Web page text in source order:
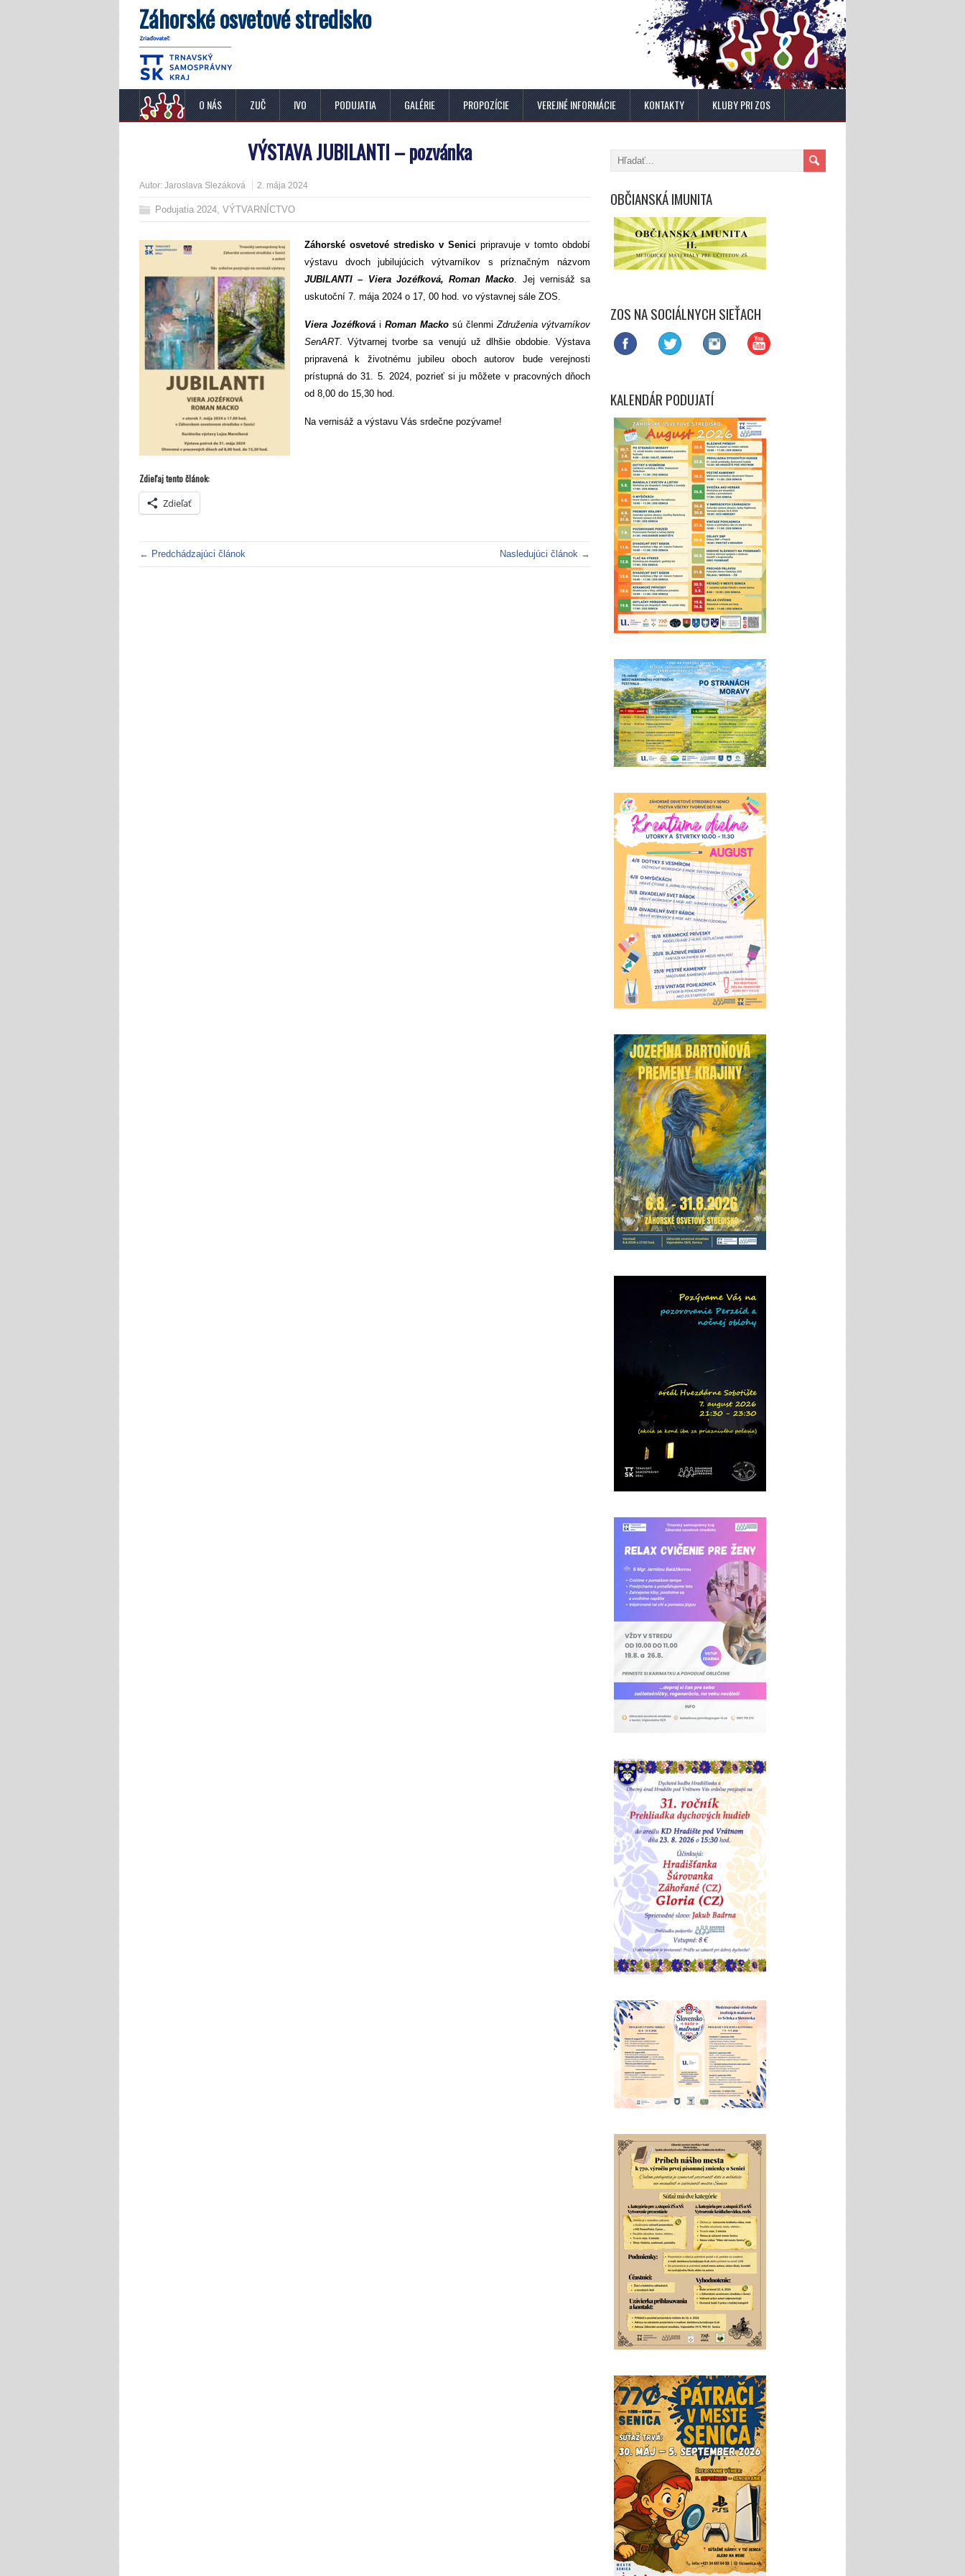
Záhorské osvetové stredisko
O NÁS ZUČ IVO PODUJATIA GALÉRIE PROPOZÍCIE VEREJNÉ INFORMÁCIE KONTAKTY KLUBY PRI ZOS
VÝSTAVA JUBILANTI – pozvánka
Autor: Jaroslava Slezáková 2. mája 2024
Podujatia 2024, VÝTVARNÍCTVO
Záhorské osvetové stredisko v Senici pripravuje v tomto období
výstavu dvoch jubilujúcich výtvarníkov s príznačným názvom
JUBILANTI – Viera Jozéfková, Roman Macko. Jej vernisáž sa
uskutoční 7. mája 2024 o 17, 00 hod. vo výstavnej sále ZOS.
Viera Jozéfková i Roman Macko sú členmi Združenia výtvarníkov
SenART. Výtvarnej tvorbe sa venujú už dlhšie obdobie. Výstava
pripravená k životnému jubileu oboch autorov bude verejnosti
prístupná do 31. 5. 2024, pozrieť si ju môžete v pracovných dňoch
od 8,00 do 15,30 hod.
Na vernisáž a výstavu Vás srdečne pozývame!
Zdieľaj tento článok:
Zdieľať
← Predchádzajúci článok Nasledujúci článok →
OBČIANSKÁ IMUNITA
ZOS NA SOCIÁLNYCH SIEŤACH
KALENDÁR PODUJATÍ